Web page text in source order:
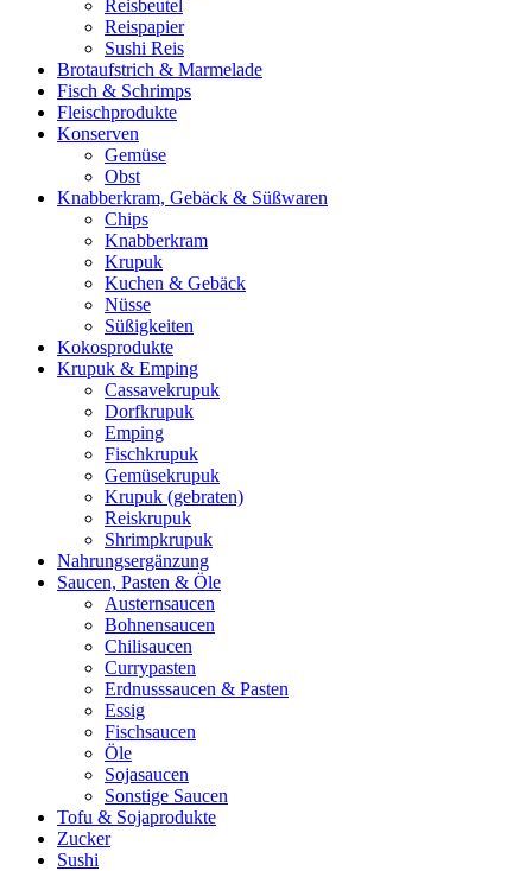
Reisbeutel
Reispapier
Sushi Reis
Brotaufstrich & Marmelade
Fisch & Schrimps
Fleischprodukte
Konserven
Gemüse
Obst
Knabberkram, Gebäck & Süßwaren
Chips
Knabberkram
Krupuk
Kuchen & Gebäck
Nüsse
Süßigkeiten
Kokosprodukte
Krupuk & Emping
Cassavekrupuk
Dorfkrupuk
Emping
Fischkrupuk
Gemüsekrupuk
Krupuk (gebraten)
Reiskrupuk
Shrimpkrupuk
Nahrungsergänzung
Saucen, Pasten & Öle
Austernsaucen
Bohnensaucen
Chilisaucen
Currypasten
Erdnusssaucen & Pasten
Essig
Fischsaucen
Öle
Sojasaucen
Sonstige Saucen
Tofu & Sojaprodukte
Zucker
Sushi